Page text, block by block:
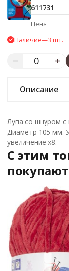
611731
Цена
Наличие—3 шт.
Описание
Лупа со шнуром с
Диаметр 105 мм.
увеличение х8.
C этим
покупают